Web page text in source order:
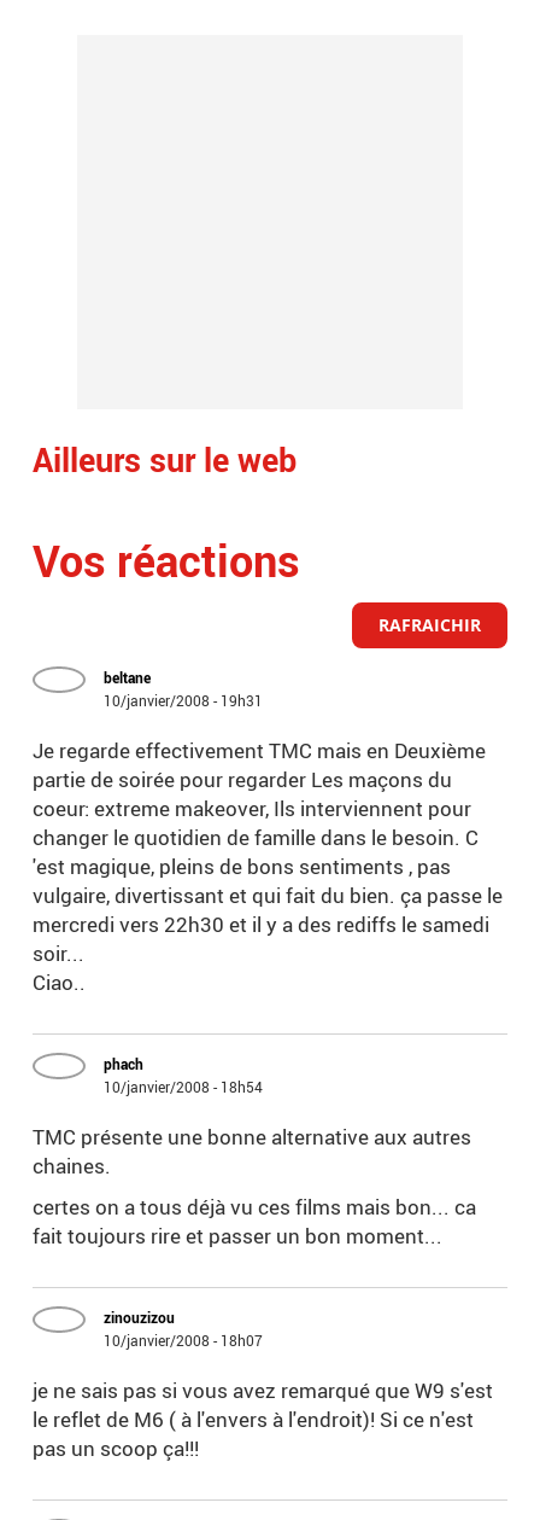
Ailleurs sur le web
Vos réactions
RAFRAICHIR
beltane
10/janvier/2008 - 19h31
Je regarde effectivement TMC mais en Deuxième
partie de soirée pour regarder Les maçons du
coeur: extreme makeover, Ils interviennent pour
changer le quotidien de famille dans le besoin. C
'est magique, pleins de bons sentiments , pas
vulgaire, divertissant et qui fait du bien. ça passe le
mercredi vers 22h30 et il y a des rediffs le samedi
soir...
Ciao..
phach
10/janvier/2008 - 18h54
TMC présente une bonne alternative aux autres
chaines.
certes on a tous déjà vu ces films mais bon... ca
fait toujours rire et passer un bon moment...
zinouzizou
10/janvier/2008 - 18h07
je ne sais pas si vous avez remarqué que W9 s'est
le reflet de M6 ( à l'envers à l'endroit)! Si ce n'est
pas un scoop ça!!!